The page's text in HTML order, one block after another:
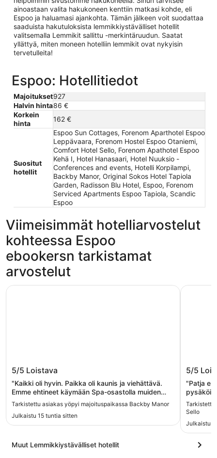
ainoastaan valita hakukoneen kenttiin matkasi kohde, eli
Espoo ja haluamasi ajankohta. Tämän jälkeen voit suodattaa
saaduista hakutuloksista lemmikkiystävälliset hotellit
valitsemalla Lemmikit sallittu -merkintäruudun. Saatat
yllättyä, miten moneen hotelliin lemmikit ovat nykyisin
tervetulleita!
Espoo: Hotellitiedot
Majoitukset927
Halvin hinta86 €
Korkein
hinta
162 €
Suositut
hotellit
Espoo Sun Cottages, Forenom Aparthotel Espoo
Leppävaara, Forenom Hostel Espoo Otaniemi,
Comfort Hotel Sello, Forenom Apathotel Espoo
Kehä I, Hotel Hanasaari, Hotel Nuuksio -
Conferences and events, Hotelli Korpilampi,
Backby Manor, Original Sokos Hotel Tapiola
Garden, Radisson Blu Hotel, Espoo, Forenom
Serviced Apartments Espoo Tapiola, Scandic
Espoo
Viimeisimmät hotelliarvostelut
kohteessa Espoo
ebookersn tarkistamat
arvostelut
Backby Manor
5/5 Loistava
"Kaikki oli hyvin. Paikka oli kaunis ja viehättävä.
Emme ehtineet käymään Spa-osastolla muiden
suunnitelmien me vuoksi, mutta aiomme tulla
kokeilemaan niitä vielä."
Tarkistettu asiakas yöpyi majoituspaikassa Backby Manor
Julkaistu 15 tuntia sitten
Backby Manor
5/5
"Patja
Tarkistettu
Sello
Julkaistu
Comfort
Muut Lemmikkiystävälliset hotellit